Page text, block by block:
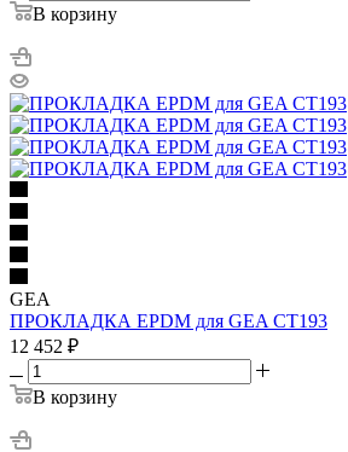
В корзину
GEA
ПРОКЛАДКА EPDM для GEA CT193
12 452 ₽
В корзину